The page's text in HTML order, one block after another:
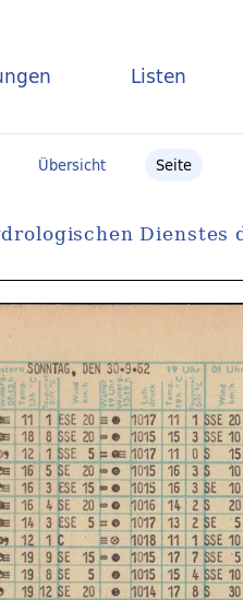
Listen
Übersicht Seite
Dienstes